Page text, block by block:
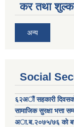
कर तथा
अन्य
Social
६२अाैं सहकारी
सामाजिक सुरक्षा भत्ता
अा.ब.२०७५/७६ काे